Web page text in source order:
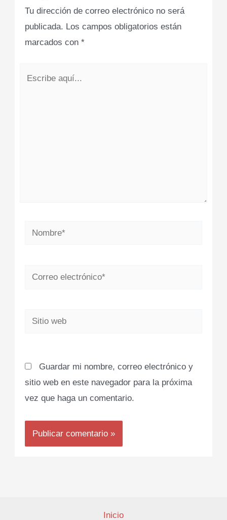
Tu dirección de correo electrónico no será
publicada. Los campos obligatorios están
marcados con*
Nombre*
Correo
Sitio
Guardar mi nombre, correo electrónico y
sitio web en este navegador para la próxima
vez que haga un comentario.
Inicio